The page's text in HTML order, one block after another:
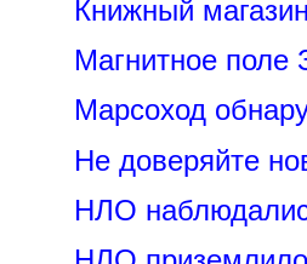
Книжный
Магнитное поле
Марсоход
Не доверяйте
НЛО